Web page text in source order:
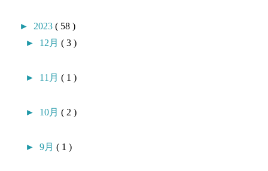
► 2023( 58 )
► 12月( 3 )
► 11月( 1 )
► 10月( 2 )
►9月( 1 )